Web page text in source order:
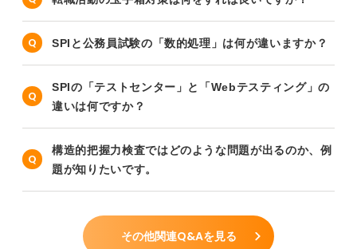
SPIと公務員試験の「数的処理」は何が違いますか？
SPIの「テストセンター」と「Webテスティング」の
違いは何ですか？
構造的把握力検査ではどのような問題が出るのか、例
題が知りたいです。
その他関連Q&Aを見る